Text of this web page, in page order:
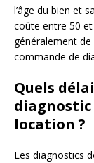
l’âge du bien et
coûte entre 50
généralement
commande de
Quels
location ?
Les diagnostics